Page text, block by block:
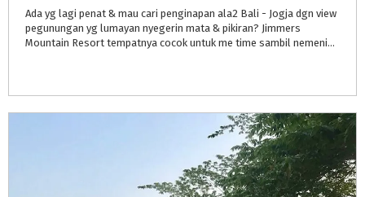
Ada yg lagi penat & mau cari penginapan ala2 Bali - Jogja dgn view
pegunungan yg lumayan nyegerin mata & pikiran? Jimmers
Mountain Resort tempatnya cocok untuk me time sambil nemenin bocah nyebur kolam